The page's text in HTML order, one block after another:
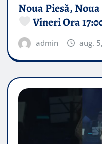
Noua Piesă,
Vineri Ora
admin aug.